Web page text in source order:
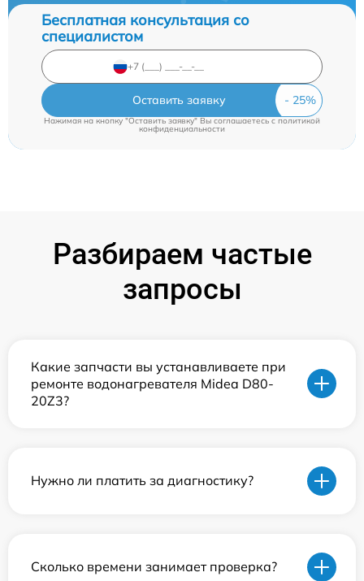
Бесплатная консультация со
специалистом
Оставить заявку
Нажимая на кнопку "Оставить заявку" Вы соглашаетесь cполитикой
конфиденциальности
Разбираем частые
запросы
Какие запчасти вы устанавливаете при
ремонте водонагревателя Midea D80-
20Z3?
Нужно ли платить за диагностику?
Сколько времени занимает проверка?